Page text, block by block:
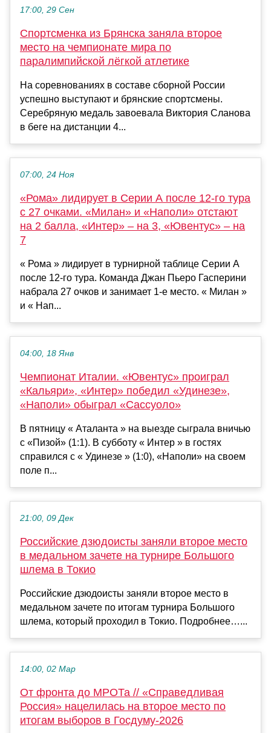
17:00, 29 Сен
Спортсменка из Брянска заняла второе
место на чемпионате мира по
паралимпийской лёгкой атлетике
На соревнованиях в составе сборной России
успешно выступают и брянские спортсмены.
Серебряную медаль завоевала Виктория Сланова
в беге на дистанции 4...
07:00, 24 Ноя
«Рома» лидирует в Серии А после 12-го тура
с 27 очками. «Милан» и «Наполи» отстают
на 2 балла, «Интер» – на 3, «Ювентус» – на
7
« Рома » лидирует в турнирной таблице Серии А
после 12-го тура. Команда Джан Пьеро Гасперини
набрала 27 очков и занимает 1-е место. « Милан »
и « Нап...
04:00, 18 Янв
Чемпионат Италии. «Ювентус» проиграл
«Кальяри», «Интер» победил «Удинезе»,
«Наполи» обыграл «Сассуоло»
В пятницу « Аталанта » на выезде сыграла вничью
с «Пизой» (1:1). В субботу « Интер » в гостях
справился с « Удинезе » (1:0), «Наполи» на своем
поле п...
21:00, 09 Дек
Российские дзюдоисты заняли второе место
в медальном зачете на турнире Большого
шлема в Токио
Российские дзюдоисты заняли второе место в
медальном зачете по итогам турнира Большого
шлема, который проходил в Токио. Подробнее…...
14:00, 02 Мар
От фронта до МРОТа // «Справедливая
Россия» нацелилась на второе место по
итогам выборов в Госдуму-2026